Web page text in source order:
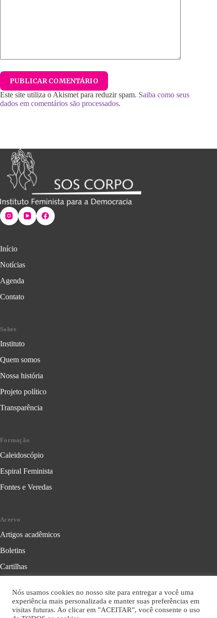
PUBLICAR COMENTÁRIO
Este site utiliza o Akismet para reduzir spam. Saiba como seus
dados em comentários são processados.
Início
Notícias
Agenda
Contato
Sobre
Instituto
Quem somos
Nossa história
Projeto político
Transparência
Formação
Caleidoscópio
Espiral Feminista
Fontes e Veredas
Acervo
Artigos acadêmicos
Boletins
Cartilhas
Folhetos
Livros
Nós usamos cookies no nosso site para entregar a você uma
experiência mais personalizada e manter suas preferências em
visitas futuras. Ao clicar em "ACEITAR", você consente o uso